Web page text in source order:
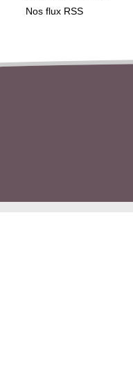
Nos flux RSS